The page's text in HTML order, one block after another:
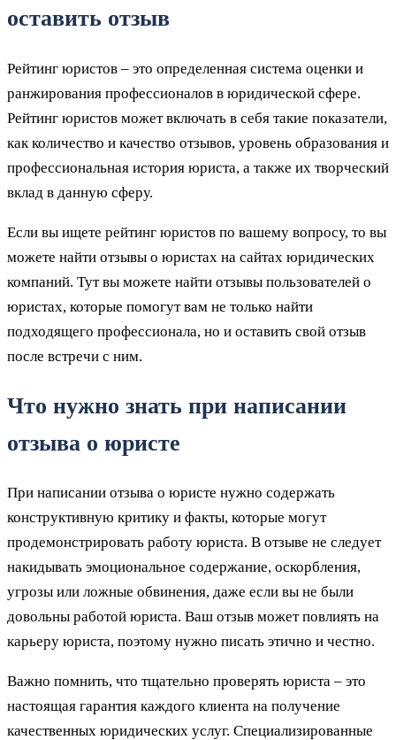
оставить отзыв
Рейтинг юристов – это определенная система оценки и
ранжирования профессионалов в юридической сфере.
Рейтинг юристов может включать в себя такие показатели,
как количество и качество отзывов, уровень образования и
профессиональная история юриста, а также их творческий
вклад в данную сферу.
Если вы ищете рейтинг юристов по вашему вопросу, то вы
можете найти отзывы о юристах на сайтах юридических
компаний. Тут вы можете найти отзывы пользователей о
юристах, которые помогут вам не только найти
подходящего профессионала, но и оставить свой отзыв
после встречи с ним.
Что нужно знать при написании
отзыва о юристе
При написании отзыва о юристе нужно содержать
конструктивную критику и факты, которые могут
продемонстрировать работу юриста. В отзыве не следует
накидывать эмоциональное содержание, оскорбления,
угрозы или ложные обвинения, даже если вы не были
довольны работой юриста. Ваш отзыв может повлиять на
карьеру юриста, поэтому нужно писать этично и честно.
Важно помнить, что тщательно проверять юриста – это
настоящая гарантия каждого клиента на получение
качественных юридических услуг. Специализированные